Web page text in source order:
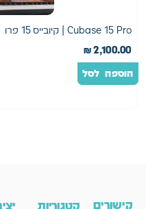
Cubase 15 Pro | קיובייס 15 פרו
₪2,100.00
הוספה לסל
קישורים
קטגוריות